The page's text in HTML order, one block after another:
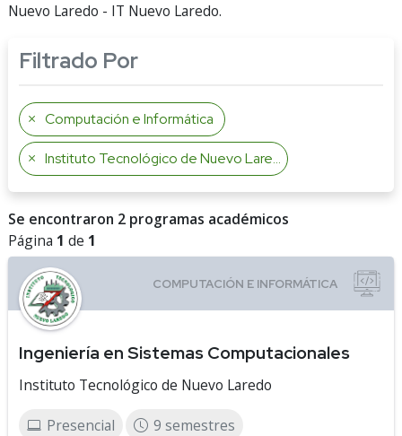
Nuevo Laredo - IT Nuevo Laredo.
Filtrado Por
Computación e Informática
Instituto Tecnológico de Nuevo Laredo
Se encontraron 2 programas académicos
Página 1 de 1
Ingeniería en Sistemas Computacionales
Instituto Tecnológico de Nuevo Laredo
Presencial 9 semestres